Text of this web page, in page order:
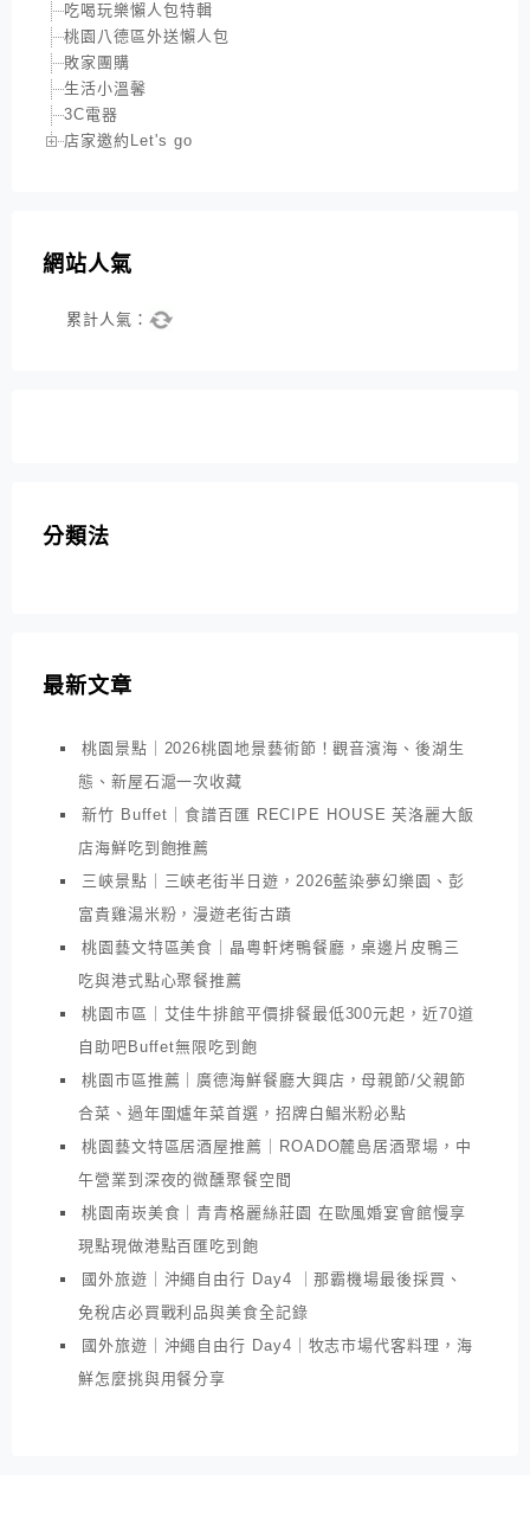
吃喝玩樂懶人包特輯
桃園八德區外送懶人包
敗家團購
生活小溫馨
3C電器
店家邀約Let's go
網站人氣
累計人氣：
分類法
最新文章
桃園景點｜2026桃園地景藝術節！觀音濱海、後湖生
態、新屋石滬一次收藏
新竹 Buffet｜食譜百匯 RECIPE HOUSE 芙洛麗大飯
店海鮮吃到飽推薦
三峽景點｜三峽老街半日遊，2026藍染夢幻樂園、彭
富貴雞湯米粉，漫遊老街古蹟
桃園藝文特區美食｜晶粵軒烤鴨餐廳，桌邊片皮鴨三
吃與港式點心聚餐推薦
桃園市區｜艾佳牛排館平價排餐最低300元起，近70道
自助吧Buffet無限吃到飽
桃園市區推薦｜廣德海鮮餐廳大興店，母親節/父親節
合菜、過年圍爐年菜首選，招牌白鯧米粉必點
桃園藝文特區居酒屋推薦｜ROADO麓島居酒聚場，中
午營業到深夜的微醺聚餐空間
桃園南崁美食｜青青格麗絲莊園 在歐風婚宴會館慢享
現點現做港點百匯吃到飽
國外旅遊｜沖繩自由行 Day4 ｜那霸機場最後採買、
免稅店必買戰利品與美食全記錄
國外旅遊｜沖繩自由行 Day4｜牧志市場代客料理，海
鮮怎麼挑與用餐分享